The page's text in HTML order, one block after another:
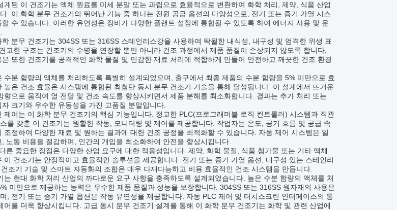
계된 이 건조기는 액체 원료를 미세 분말 또는 과립으로 효율적으로 변환하여 화학 처리, 제약, 식품 산업
. 이 화학 분무 건조기의 뛰어난 기능 중 하나는 전원 공급 옵션의 다양성으로, 전기 또는 증기 가열 시스
수 있습니다. 이러한 유연성은 장비가 다양한 플랜트 설정에 통합될 수 있도록 하여 에너지 사용 및 운
분무 건조기는 304SS 또는 316SS 스테인리스강을 사용하여 탁월한 내식성, 내구성 및 엄격한 위생 표
고한 구조는 건조기의 수명을 연장할 뿐만 아니라 건조 과정에서 제품 품질이 손상되지 않도록 합니다.
또한 건조기를 공격적인 화학 물질 및 민감한 재료 처리에 적합하게 만들어 안전하고 깨끗한 건조 환경
수분 함량의 액체를 처리하도록 특별히 설계되었으며, 출구에서 최종 제품의 수분 함량을 5% 미만으로 효
높은 건조 효율은 시스템에 통합된 최첨단 동시 분무 건조기 기술을 통해 달성됩니다. 이 설계에서 뜨거운
향으로 움직여 열 전달 및 건조 속도를 향상시키면서 제품 분해를 최소화합니다. 결과는 추가 처리 또는
크기와 우수한 유동성을 가진 고품질 분말입니다.
제어는 이 화학 분무 건조기의 핵심 기능입니다. 정교한 PLC(프로그래머블 로직 컨트롤러) 시스템과 직관
를 갖춘 이 건조기는 원활한 작동, 모니터링 및 제어를 제공합니다. 작업자는 온도, 공기 흐름 및 공급 속
조정하여 다양한 재료 및 원하는 결과에 대한 건조 공정을 최적화할 수 있습니다. 자동 제어 시스템은 일
노동 비용을 절감하며, 인간의 개입을 최소화하여 안전을 향상시킵니다.
른 중요한 장점은 다양한 산업 요구에 대한 적응성입니다. 제약, 화학 물질, 식품 첨가물 또는 기타 액체
이 건조기는 안정적이고 효율적인 솔루션을 제공합니다. 전기 또는 증기 가열 옵션, 내구성 있는 스테인리
조기 기술 및 스마트 자동화의 조합은 매우 다재다능하고 비용 효율적인 건조 시스템을 만듭니다.
는 현대 화학 처리 산업의 까다로운 요구 사항을 충족하도록 설계되었습니다. 높은 수분 함량의 액체를 처
미만으로 제공하는 능력은 우수한 제품 품질과 성능을 보장합니다. 304SS 또는 316SS 원자재의 사용은
, 전기 또는 증기 가열 옵션은 작동 유연성을 제공합니다. 자동 PLC 제어 및 터치스크린 인터페이스의 통
어를 더욱 향상시킵니다. 고급 동시 분무 건조기 설계를 통해 이 화학 분무 건조기는 화학 및 관련 산업에